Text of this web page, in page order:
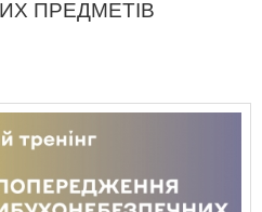
ПРЕДМЕТІВ